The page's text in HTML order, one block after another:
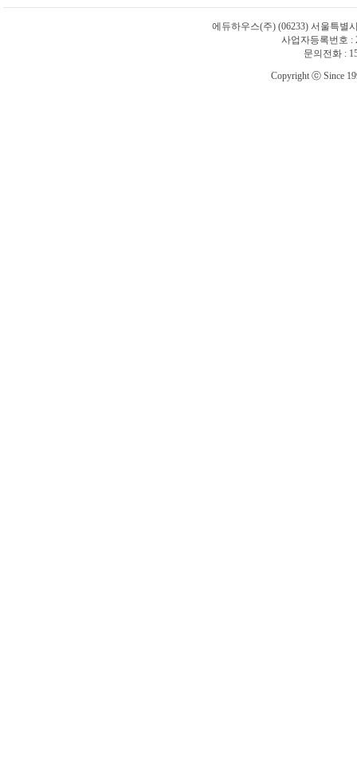
에듀하우스(주) (06233) 서울특별
사업자등록번호 :
문의전화 :
Copyright ⓒ Since